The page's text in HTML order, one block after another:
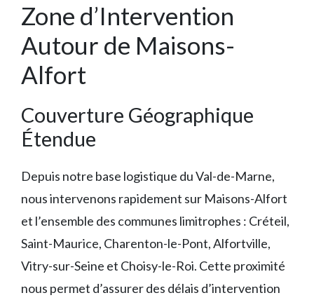
Zone d’Intervention
Autour de Maisons-
Alfort
Couverture Géographique
Étendue
Depuis notre base logistique du Val-de-Marne,
nous intervenons rapidement sur Maisons-Alfort
et l’ensemble des communes limitrophes : Créteil,
Saint-Maurice, Charenton-le-Pont, Alfortville,
Vitry-sur-Seine et Choisy-le-Roi. Cette proximité
nous permet d’assurer des délais d’intervention